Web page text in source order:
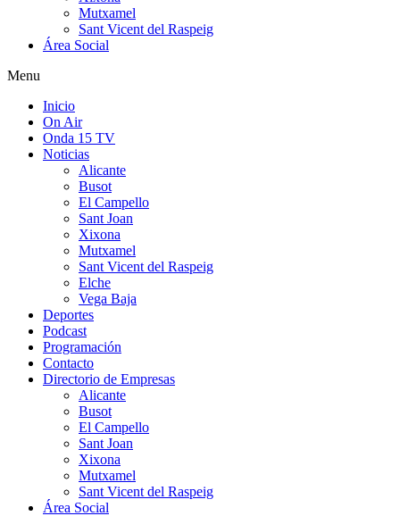
Mutxamel
Sant Vicent del Raspeig
Área Social
Menu
Inicio
On Air
Onda 15 TV
Noticias
Alicante
Busot
El Campello
Sant Joan
Xixona
Mutxamel
Sant Vicent del Raspeig
Elche
Vega Baja
Deportes
Podcast
Programación
Contacto
Directorio de Empresas
Alicante
Busot
El Campello
Sant Joan
Xixona
Mutxamel
Sant Vicent del Raspeig
Área Social